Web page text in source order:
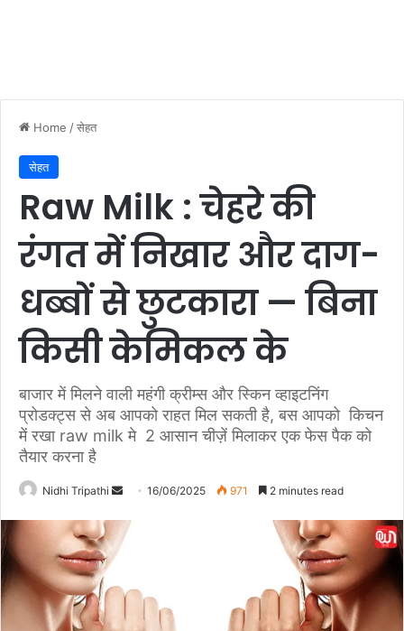
Home /सेहत
सेहत
Raw Milk : चेहरे की
रंगत में निखार और दाग-
धब्बों से छुटकारा — बिना
किसी केमिकल के
बाजार में मिलने वाली महंगी क्रीम्स और स्किन व्हाइटनिंग
प्रोडक्ट्स से अब आपको राहत मिल सकती है, बस आपको किचन
में रखा raw milk मे 2 आसान चीज़ें मिलाकर एक फेस पैक को
तैयार करना है
Nidhi Tripathi
n
n
e
16/06/2025 971 2 minutes read